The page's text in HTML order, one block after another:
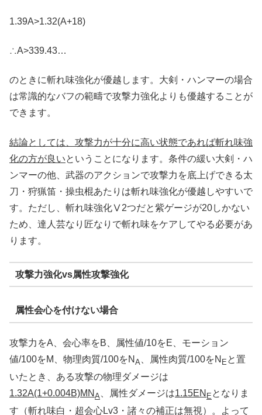
1.39A>1.32(A+18)
∴A>339.43…
のときに斬れ味強化が優越します。大剣・ハンマーの場合
は常識的なバフの範疇で攻撃力強化よりも優越することが
できます。
結論としては、攻撃力が十分に高い状態であれば斬れ味強
化の方が良いということになります。条件の緩い大剣・ハ
ンマーの他、武器のアクションで攻撃力を底上げできる太
刀・狩猟笛・操虫棍あたりは斬れ味強化が優越しやすいで
す。ただし、斬れ味強化Ⅴ2つだと紫ゲージが20しかない
ため、達人芸なり匠なりで斬れ味をケアしてやる必要があ
ります。
攻撃力強化vs属性攻撃強化
属性会心を付けない場合
攻撃力をA、会心率をB、属性値/10をE、モーション
値/100をM、物理肉質/100をN A 、属性肉質/100をN E と置
いたとき、ある攻撃の物理ダメージは
1.32A(1+0.004B)MN A 、属性ダメージは1.15EN E となりま
す（斬れ味白・超会心Lv3・諸々の補正は無視）。よって